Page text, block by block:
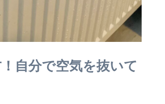
自分で空気を抜いて